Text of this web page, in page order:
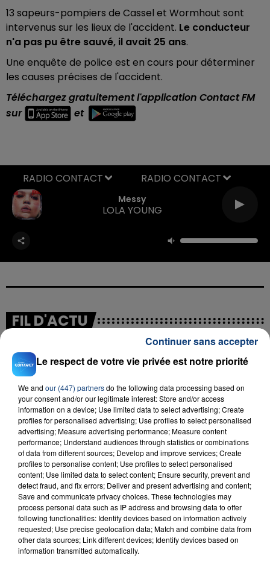
13 sapeurs-pompiers de Cassel et Wormhout sont
intervenus sur les lieux de l'accident. Le conducteur
n'a pas pu être sauvé, il avait 25 ans.
Une enquête de police est en cours pour déterminer
les causes précises de l'accident.
Téléchargez gratuitement l'application Contact FM
sur
et
Messy
LOLA YOUNG
RADIO CONTACT
FIL D'ACTU
23 juillet 2026
INCENDIE MORTEL À LENS : UNE FEMME ET
SON BÉBÉ ENTRE LA VIE ET LA...
Un homme s'est immolé par le feu après avoir
aspergé sa compagne et leur bébé de trois mois
d'un liquide inflammable.
Le respect de votre vie privée est notre priorité
We and our (447) partnersdo the following data processing based on
your consent and/or our legitimate interest: Store and/or access
information on a device; Use limited data to select advertising; Create
profiles for personalised advertising; Use profiles to select personalised
advertising; Measure advertising performance; Measure content
performance; Understand audiences through statistics or combinations
of data from different sources; Develop and improve services; Create
profiles to personalise content; Use profiles to select personalised
content; Use limited data to select content; Ensure security, prevent and
detect fraud, and fix errors; Deliver and present advertising and content;
Save and communicate privacy choices. These technologies may
process personal data such as IP address and browsing data to offer
following functionalities: Identify devices based on information actively
requested; Use precise geolocation data; Match and combine data from
other data sources; Link different devices; Identify devices based on
information transmitted automatically.
Continuer sans accepter